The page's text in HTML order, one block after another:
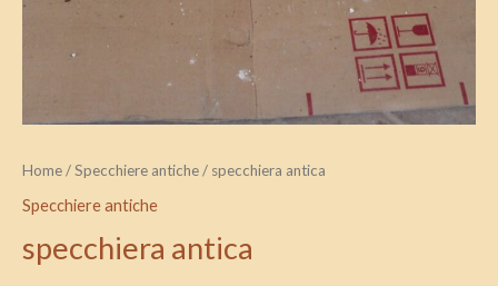
Home/Specchiere antiche/ specchiera antica
Specchiere antiche
specchiera antica